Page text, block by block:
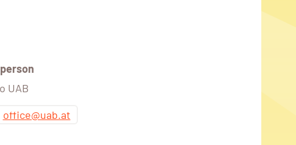
UAB
office@uab.at